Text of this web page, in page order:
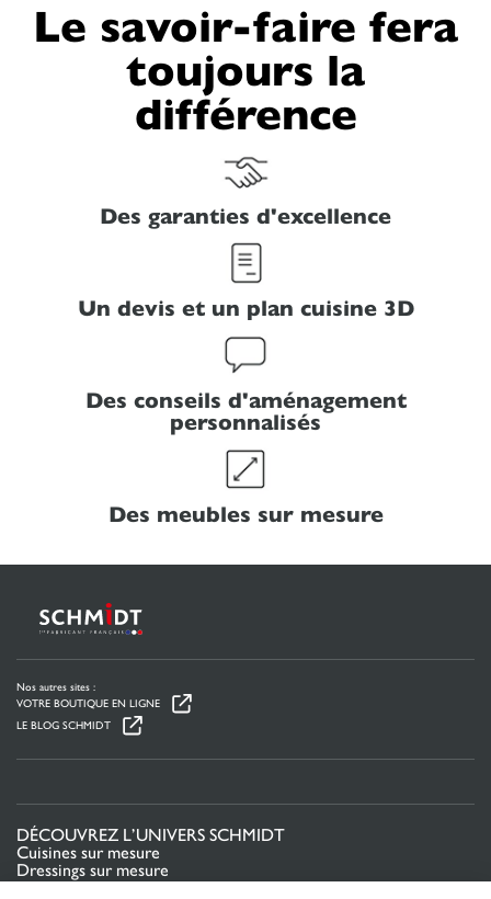
Le savoir-faire fera
toujours la
différence
Des garanties d'excellence
Un devis et un plan cuisine 3D
Des conseils d'aménagement
personnalisés
Des meubles sur mesure
Nos autres sites :
VOTRE BOUTIQUE EN LIGNE
LE BLOG SCHMIDT
DÉCOUVREZ L’UNIVERS SCHMIDT
Cuisines sur mesure
Dressings sur mesure
Meubles et rangements sur mesure